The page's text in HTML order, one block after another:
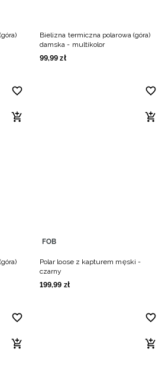
Bielizna termiczna polarowa (góra)
damska - multikolor
99,99 zł
FOB
Polar loose z kapturem męski -
czarny
199,99 zł